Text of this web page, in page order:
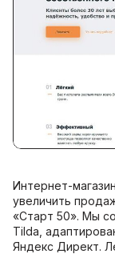
Интернет-
увеличить
«Старт 50». Мы
Tilda,
Яндекс Директ.